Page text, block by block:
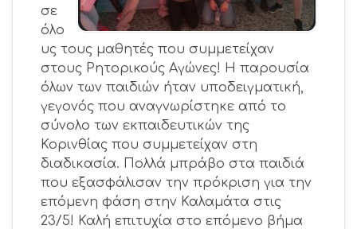
σε
όλο
υς τους μαθητές που συμμετείχαν
στους Ρητορικούς Αγώνες! Η παρουσία
όλων των παιδιών ήταν υποδειγματική,
γεγονός που αναγνωρίστηκε από το
σύνολο των εκπαιδευτικών της
Κορινθίας που συμμετείχαν στη
διαδικασία. Πολλά μπράβο στα παιδιά
που εξασφάλισαν την πρόκριση για την
επόμενη φάση στην Καλαμάτα στις
23/5! Καλή επιτυχία στο επόμενο βήμα